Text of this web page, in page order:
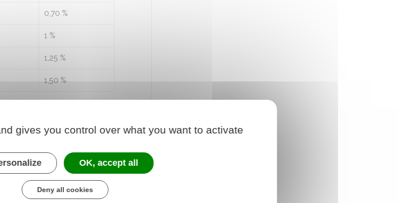
0,70 %
1 %
1,25 %
1,50 %
, mais le seuil d'imposition à l'IFI est
gives you control over what you want to activate
OK, accept all
Deny all cookies